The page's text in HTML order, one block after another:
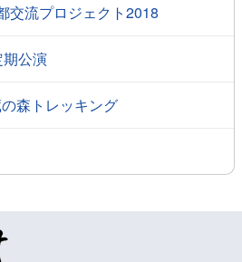
交流プロジェクト2018
公演
森トレッキング